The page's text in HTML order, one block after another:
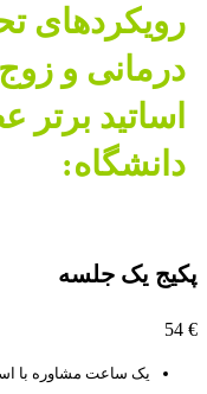
رویکردهای
درمانی و
اساتید
دانشگاه:​
پکیج یک جلسه
€
54
یک ساعت مشاوره با